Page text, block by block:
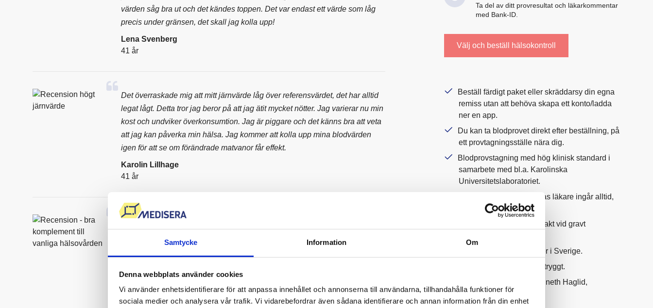
Samtycke Information Om
Denna webbplats använder cookies
Vi använder enhetsidentifierare för att anpassa innehållet och annonserna till användarna, tillhandahålla funktioner för
sociala medier och analysera vår trafik. Vi vidarebefordrar även sådana identifierare och annan information från din enhet
värden såg bra ut och det kändes toppen. Det var endast ett värde som låg
precis under gränsen, det skall jag kolla upp!
Lena Svenberg
41 år
Det överraskade mig att mitt järnvärde låg över referensvärdet, det har alltid
legat lågt. Detta tror jag beror på att jag ätit mycket nötter. Jag varierar nu min
kost och undviker överkonsumtion. Jag är piggare och det känns bra att veta
att jag kan påverka min hälsa. Jag kommer att kolla upp mina blodvärden
igen för att se om förändrade matvanor får effekt.
Karolin Lillhage
41 år
Överraskande lätt att beställa och genomföra. Tydligt och lättbegripligt
kolla sin hälsa.
50 år
Ta del av ditt provresultat och läkarkommentar
med Bank-ID.
Välj och beställ hälsokontroll
Beställ färdigt paket eller skräddarsy din egna
remiss utan att behöva skapa ett konto/ladda
ner en app.
Du kan ta blodprovet direkt efter beställning, på
ett provtagningsställe nära dig.
Blodprovstagning med hög klinisk standard i
samarbete med bl.a. Karolinska
Universitetslaboratoriet.
Kommentar från Mediseras läkare ingår alltid,
provsvar inom 1-5 dagar.
Mediseras läkare tar kontakt vid gravt
Störst utbud av blodprover i Sverige.
Patientsäkert, enkelt och tryggt.
Grundat av professor Kenneth Haglid,
publicerad i Nature.